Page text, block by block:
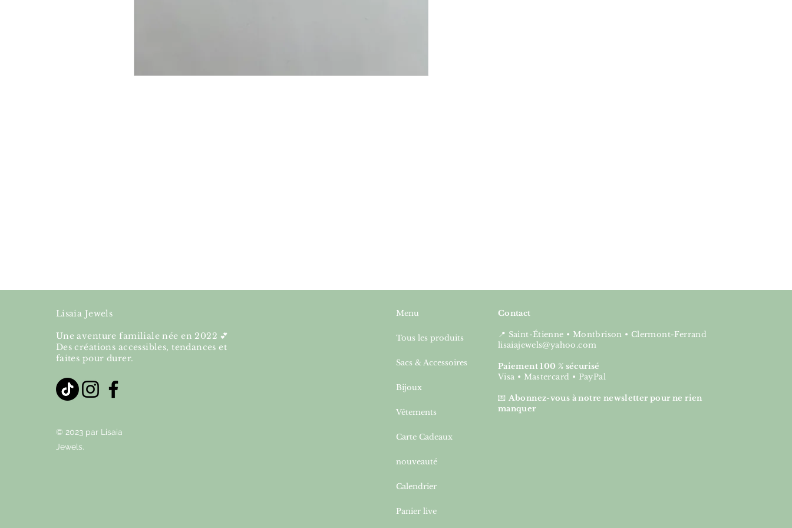
Lisaia Jewels
Une aventure familiale née en 2022 💕
Des créations accessibles, tendances et
faites pour durer.
© 2023 par Lisaia
Jewels.
Menu
Tous les produits
Sacs & Accessoires
Bijoux
Vêtements
Carte Cadeaux
nouveauté
Calendrier
Panier live
Contact
📍 Saint-Étienne • Montbrison • Clermont-Ferrand
lisaiajewels@yahoo.com
Paiement 100 % sécurisé
Visa • Mastercard • PayPal
💌 Abonnez-vous à notre newsletter pour ne rien
manquer